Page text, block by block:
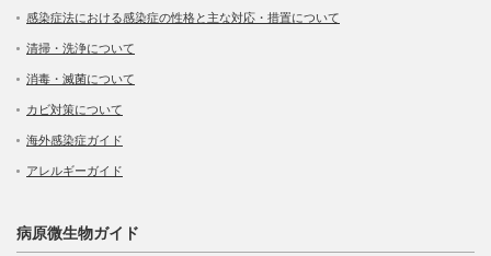
感染症法における感染症の性格と主な対応・措置について
清掃・洗浄について
消毒・滅菌について
カビ対策について
海外感染症ガイド
アレルギーガイド
病原微生物ガイド